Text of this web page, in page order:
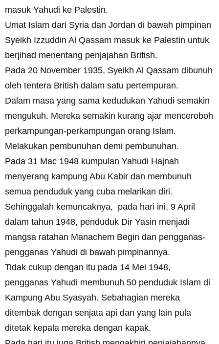
masuk Yahudi ke Palestin.
Umat Islam dari Syria dan Jordan di bawah pimpinan
Syeikh Izzuddin Al Qassam masuk ke Palestin untuk
berjihad menentang penjajahan British.
Pada 20 November 1935, Syeikh Al Qassam dibunuh
oleh tentera British dalam satu pertempuran.
Dalam masa yang sama kedudukan Yahudi semakin
mengukuh. Mereka semakin kurang ajar menceroboh
perkampungan-perkampungan orang Islam.
Melakukan pembunuhan demi pembunuhan.
Pada 31 Mac 1948 kumpulan Yahudi Hajnah
menyerang kampung Abu Kabir dan membunuh
semua penduduk yang cuba melarikan diri.
Sehinggalah kemuncaknya, pada hari ini, 9 April
dalam tahun 1948, penduduk Dir Yasin menjadi
mangsa ratahan Manachem Begin dan pengganas-
pengganas Yahudi di bawah pimpinannya.
Tidak cukup dengan itu pada 14 Mei 1948,
pengganas Yahudi membunuh 50 penduduk Islam di
Kampung Abu Syasyah. Sebahagian mereka
ditembak dengan senjata api dan yang lain pula
ditetak kepala mereka dengan kapak.